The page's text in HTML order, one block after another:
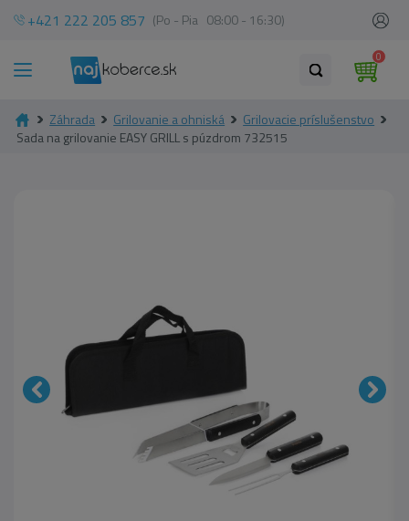
+421 222 205 857 (Po - Pia 08:00 - 16:30)
0
Záhrada Grilovanie a ohniská
Grilovacie príslušenstvo
Sada na grilovanie EASY GRILL s púzdrom 732515